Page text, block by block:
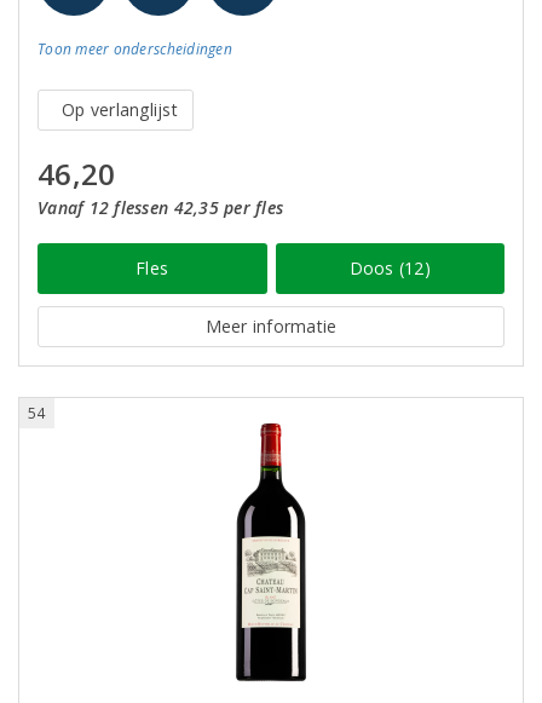
Toon meer onderscheidingen
Op verlanglijst
46,20
Vanaf 12 flessen 42,35 per fles
Fles Doos (12)
Meer informatie
54